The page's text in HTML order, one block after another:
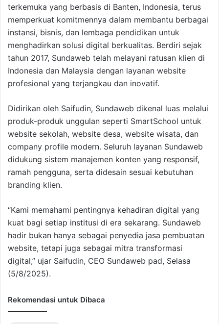
terkemuka yang berbasis di Banten, Indonesia, terus
memperkuat komitmennya dalam membantu berbagai
instansi, bisnis, dan lembaga pendidikan untuk
menghadirkan solusi digital berkualitas. Berdiri sejak
tahun 2017, Sundaweb telah melayani ratusan klien di
Indonesia dan Malaysia dengan layanan website
profesional yang terjangkau dan inovatif.
Didirikan oleh Saifudin, Sundaweb dikenal luas melalui
produk-produk unggulan seperti SmartSchool untuk
website sekolah, website desa, website wisata, dan
company profile modern. Seluruh layanan Sundaweb
didukung sistem manajemen konten yang responsif,
ramah pengguna, serta didesain sesuai kebutuhan
branding klien.
“Kami memahami pentingnya kehadiran digital yang
kuat bagi setiap institusi di era sekarang. Sundaweb
hadir bukan hanya sebagai penyedia jasa pembuatan
website, tetapi juga sebagai mitra transformasi
digital,” ujar Saifudin, CEO Sundaweb pad, Selasa
(5/8/2025).
Rekomendasi untuk Dibaca